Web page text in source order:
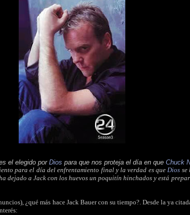
el elegido por Dios para que nos proteja el día en que Chuck
para el día del enfrentamiento final y la verdad es queDios se
dejado a Jack con los huevos un poquitín hinchados y está
¿qué más hace Jack Bauer con su tiempo?. Desde la ya